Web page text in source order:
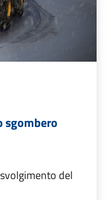
sgombero
del